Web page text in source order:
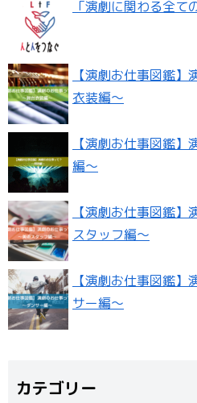
「演劇に関わる全て
【演劇お仕事図鑑
衣装編〜
【演劇お仕事図鑑
編〜
【演劇お仕事図鑑
スタッフ編〜
【演劇お仕事図鑑
サー編〜
カテゴリー